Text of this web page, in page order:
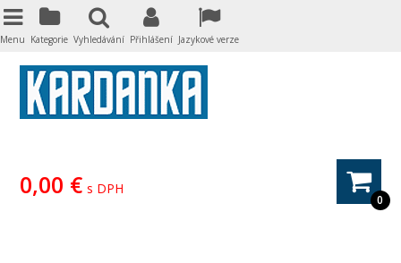
0
0,00 € s DPH
Menu Kategorie Vyhledávání Přihlášení Jazykové verze